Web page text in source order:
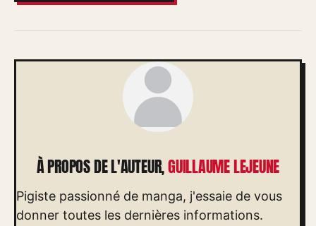
À PROPOS DE L'AUTEUR,GUILLAUME LEJEUNE
Pigiste passionné de manga, j'essaie de vous
donner toutes les dernières informations.